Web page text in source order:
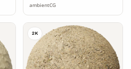
ambientCG
2K